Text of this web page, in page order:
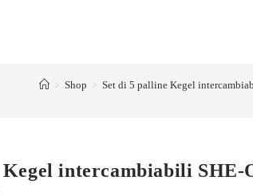
> Shop > Set di 5 palline Kegel
Kegel intercambiabili SHE-